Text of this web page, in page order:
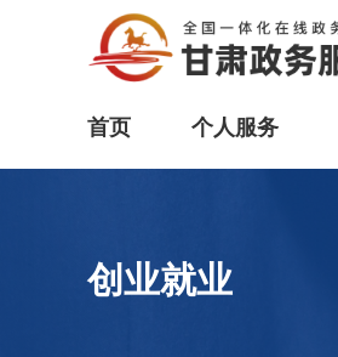
首页 个人服务
创业就业